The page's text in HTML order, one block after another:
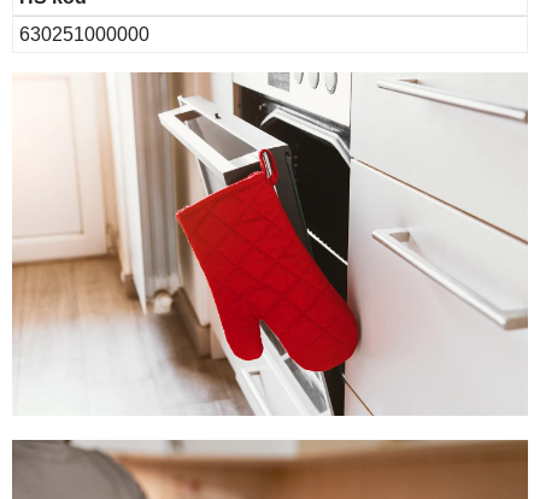
630251000000